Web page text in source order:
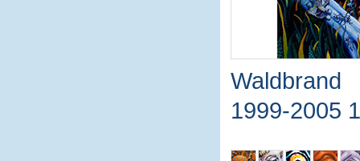
Waldbrand
1999-2005